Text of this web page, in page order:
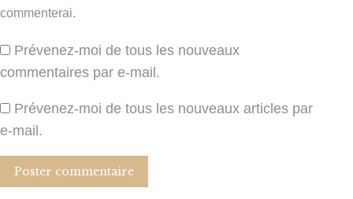
commenterai.
Prévenez-moi de tous les nouveaux
commentaires par e-mail.
Prévenez-moi de tous les nouveaux articles par
e-mail.
Poster commentaire